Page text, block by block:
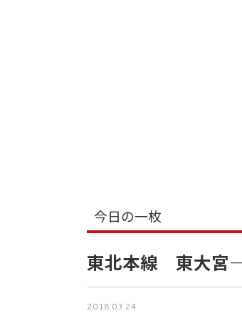
今日の一枚
東北本線 東大宮
2018.03.24